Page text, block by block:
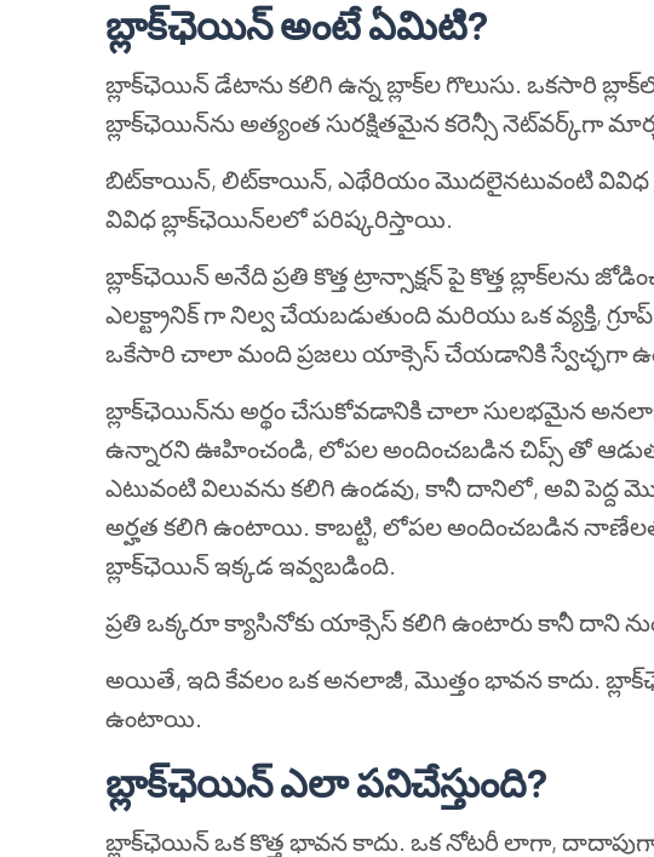
బ్లాక్‌ఛెయిన్ అంటే ఏమిటి?
బ్లాక్‌ఛెయిన్ డేటాను కలిగి ఉన్న బ్లాక్‌ల గొలుసు. ఒకసారి
బ్లాక్‌ఛెయిన్‌ను అత్యంత సురక్షితమైన కరెన్సీ నెట్‌వర్క్‌గా
బిట్‌కాయిన్, లిట్‌కాయిన్, ఎథేరియం మొదలైనటువంటి వివిధ
వివిధ బ్లాక్‌ఛెయిన్‌లలో పరిష్కరిస్తాయి.
బ్లాక్‌ఛెయిన్ అనేది ప్రతి కొత్త ట్రాన్సాక్షన్ పై కొత్త బ్లాక్‌లను
ఎలక్ట్రానిక్ గా నిల్వ చేయబడుతుంది మరియు ఒక వ్యక్తి,
ఒకేసారి చాలా మంది ప్రజలు యాక్సెస్ చేయడానికి స్వేచ్ఛగా
బ్లాక్‌ఛెయిన్‌ను అర్థం చేసుకోవడానికి చాలా సులభమైన
ఉన్నారని ఊహించండి, లోపల అందించబడిన చిప్స్ తో
ఎటువంటి విలువను కలిగి ఉండవు, కానీ దానిలో, అవి
అర్హత కలిగి ఉంటాయి. కాబట్టి, లోపల అందించబడిన నాణేలతో
బ్లాక్‌ఛెయిన్ ఇక్కడ ఇవ్వబడింది.
ప్రతి ఒక్కరూ క్యాసినోకు యాక్సెస్ కలిగి ఉంటారు కానీ దాని
అయితే, ఇది కేవలం ఒక అనలాజీ, మొత్తం భావన కాదు.
ఉంటాయి.
బ్లాక్‌ఛెయిన్ ఎలా పనిచేస్తుంది?
బ్లాక్‌ఛెయిన్ ఒక కొత్త భావన కాదు. ఒక నోటరీ లాగా,